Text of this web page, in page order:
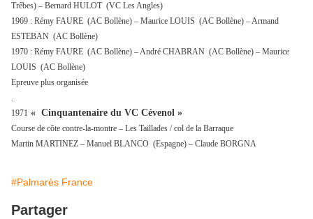
Trêbes) – Bernard HULOT (VC Les Angles)
1969 : Rémy FAURE (AC Bollène) – Maurice LOUIS (AC Bollène) – Armand
ESTEBAN (AC Bollène)
1970 : Rémy FAURE (AC Bollène) – André CHABRAN (AC Bollène) – Maurice
LOUIS (AC Bollène)
Epreuve plus organisée
.
1971 « Cinquantenaire du VC Cévenol »
Course de côte contre-la-montre – Les Taillades / col de la Barraque
Martin MARTINEZ – Manuel BLANCO (Espagne) – Claude BORGNA
#Palmarès France
Partager